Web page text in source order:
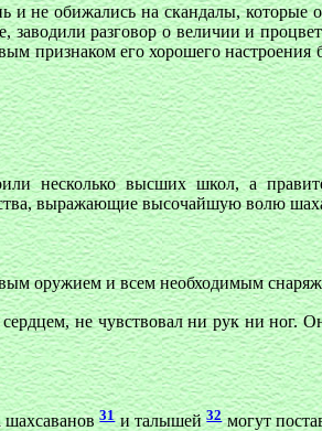
не обижались на скандалы, которые
разговор о величии и
признаком его хорошего
несколько высших школ, а
выражающие высочайшую волю
оружием и всем необходимым
не чувствовал ни рук ни ног.
шахсаванов31и талышей32могут